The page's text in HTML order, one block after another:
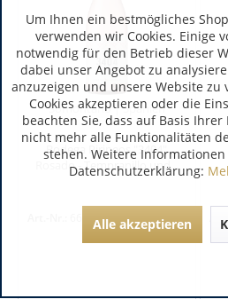
Somontano | Spanien
Bodega Pirineos "3404"
Rosado - Tempranillo und...
667102
Um Ihnen ein bestmögliches
verwenden wir Cookies. Einige
notwendig für den Betrieb dieser
dabei unser Angebot zu
anzuzeigen und unsere Website zu
Cookies akzeptieren oder die
beachten Sie, dass auf Basis
nicht mehr alle Funktionalitäten
stehen. Weitere
Datenschutzerklärung:
Alle akzeptieren